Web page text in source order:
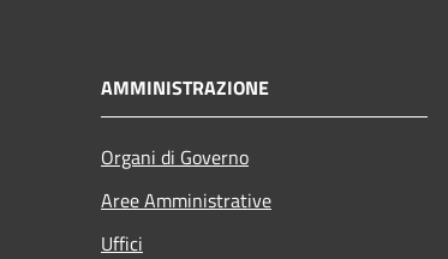
AMMINISTRAZIONE
Organi di Governo
Aree Amministrative
Uffici